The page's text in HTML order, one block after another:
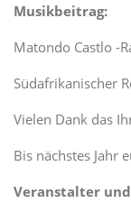
Musikbeitrag:
Matondo Castlo -
Südafrikanischer
Vielen Dank das
Bis nächstes Jahr
Veranstalter